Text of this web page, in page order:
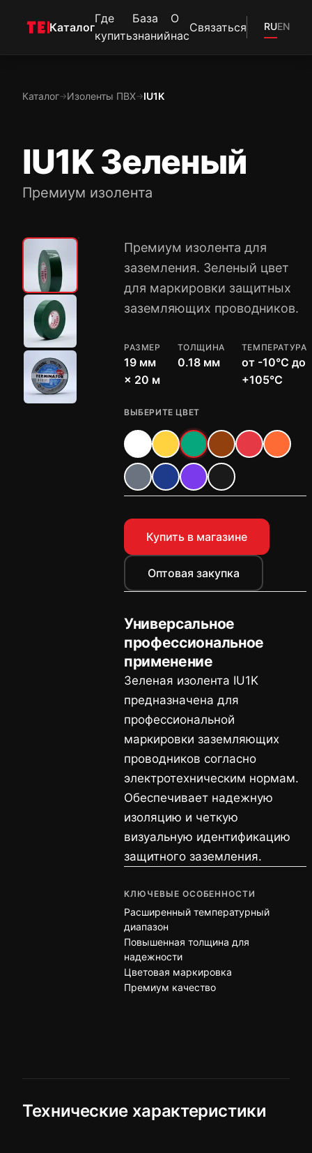
Каталог
Где
купить
База
знаний
О
нас
Связаться RUEN
Каталог→Изоленты ПВХ→IU1K
IU1K Зеленый
Премиум изолента
Премиум изолента для
заземления. Зеленый цвет
для маркировки защитных
заземляющих проводников.
РАЗМЕР
19 мм
× 20 м
ТОЛЩИНА
0.18 мм
ТЕМПЕРАТУРА
от -10°C до
+105°C
ВЫБЕРИТЕ ЦВЕТ
Купить в магазине
Оптовая закупка
Универсальное
профессиональное
применение
Зеленая изолента IU1K
предназначена для
профессиональной
маркировки заземляющих
проводников согласно
электротехническим нормам.
Обеспечивает надежную
изоляцию и четкую
визуальную идентификацию
защитного заземления.
КЛЮЧЕВЫЕ ОСОБЕННОСТИ
Расширенный температурный
диапазон
Повышенная толщина для
надежности
Цветовая маркировка
Премиум качество
Технические характеристики